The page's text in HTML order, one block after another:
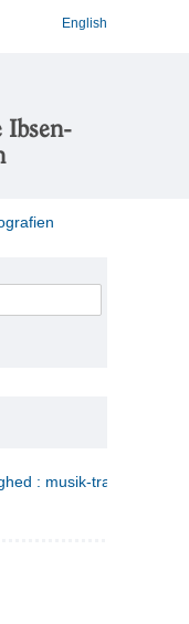
English
Ibsen-
: musik-tragedie i tre